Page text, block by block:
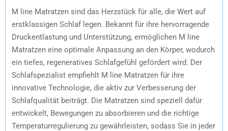
M line Matratzen sind das Herzstück für alle, die Wert auf
erstklassigen Schlaf legen. Bekannt für ihre hervorragende
Druckentlastung und Unterstützung, ermöglichen M line
Matratzen eine optimale Anpassung an den Körper, wodurch
ein tiefes, regeneratives Schlafgefühl gefördert wird. Der
Schlafspezialist empfiehlt M line Matratzen für ihre
innovative Technologie, die aktiv zur Verbesserung der
Schlafqualität beiträgt. Die Matratzen sind speziell dafür
entwickelt, Bewegungen zu absorbieren und die richtige
Temperaturregulierung zu gewährleisten, sodass Sie in jeder